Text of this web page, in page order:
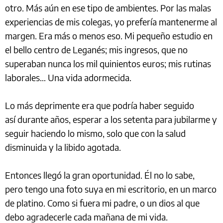
otro. Más aún en ese tipo de ambientes. Por las malas
experiencias de mis colegas, yo prefería mantenerme al
margen. Era más o menos eso. Mi pequeño estudio en
el bello centro de Leganés; mis ingresos, que no
superaban nunca los mil quinientos euros; mis rutinas
laborales… Una vida adormecida.
Lo más deprimente era que podría haber seguido
así durante años, esperar a los setenta para jubilarme y
seguir haciendo lo mismo, solo que con la salud
disminuida y la libido agotada.
Entonces llegó la gran oportunidad. Él no lo sabe,
pero tengo una foto suya en mi escritorio, en un marco
de platino. Como si fuera mi padre, o un dios al que
debo agradecerle cada mañana de mi vida.